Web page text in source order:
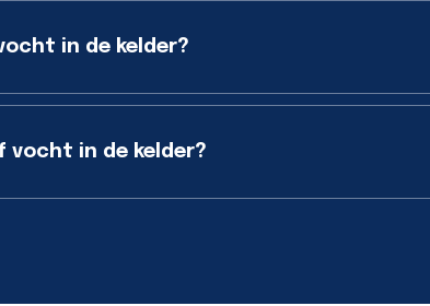
in de kelder?
vocht in de kelder?